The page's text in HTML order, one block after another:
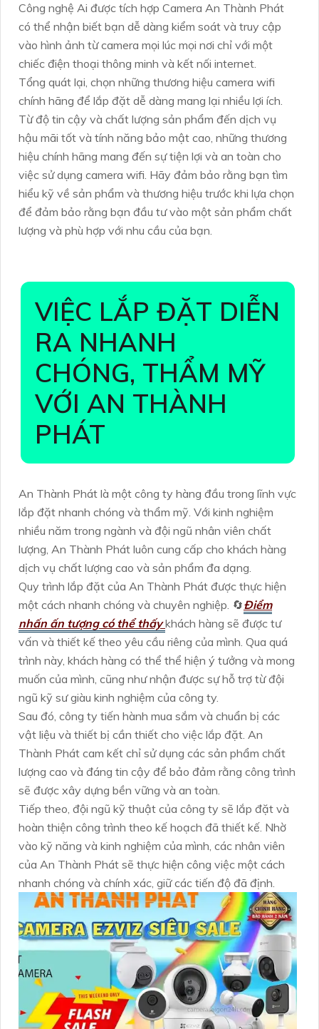
Công nghệ Ai được tích hợp Camera An Thành Phát
có thể nhận biết bạn dễ dàng kiểm soát và truy cập
vào hình ảnh từ camera mọi lúc mọi nơi chỉ với một
chiếc điện thoại thông minh và kết nối internet.
Tổng quát lại, chọn những thương hiệu camera wifi
chính hãng để lắp đặt dễ dàng mang lại nhiều lợi ích.
Từ độ tin cậy và chất lượng sản phẩm đến dịch vụ
hậu mãi tốt và tính năng bảo mật cao, những thương
hiệu chính hãng mang đến sự tiện lợi và an toàn cho
việc sử dụng camera wifi. Hãy đảm bảo rằng bạn tìm
hiểu kỹ về sản phẩm và thương hiệu trước khi lựa chọn
để đảm bảo rằng bạn đầu tư vào một sản phẩm chất
lượng và phù hợp với nhu cầu của bạn.
VIỆC LẮP ĐẶT DIỄN
RA NHANH
CHÓNG, THẨM MỸ
VỚI AN THÀNH
PHÁT
An Thành Phát là một công ty hàng đầu trong lĩnh vực
lắp đặt nhanh chóng và thẩm mỹ. Với kinh nghiệm
nhiều năm trong ngành và đội ngũ nhân viên chất
lượng, An Thành Phát luôn cung cấp cho khách hàng
dịch vụ chất lượng cao và sản phẩm đa dạng.
Quy trình lắp đặt của An Thành Phát được thực hiện
một cách nhanh chóng và chuyên nghiệp. 🔄Điểm
nhấn ấn tượng có thể thấykhách hàng sẽ được tư
vấn và thiết kế theo yêu cầu riêng của mình. Qua quá
trình này, khách hàng có thể thể hiện ý tưởng và mong
muốn của mình, cũng như nhận được sự hỗ trợ từ đội
ngũ kỹ sư giàu kinh nghiệm của công ty.
Sau đó, công ty tiến hành mua sắm và chuẩn bị các
vật liệu và thiết bị cần thiết cho việc lắp đặt. An
Thành Phát cam kết chỉ sử dụng các sản phẩm chất
lượng cao và đáng tin cậy để bảo đảm rằng công trình
sẽ được xây dựng bền vững và an toàn.
Tiếp theo, đội ngũ kỹ thuật của công ty sẽ lắp đặt và
hoàn thiện công trình theo kế hoạch đã thiết kế. Nhờ
vào kỹ năng và kinh nghiệm của mình, các nhân viên
của An Thành Phát sẽ thực hiện công việc một cách
nhanh chóng và chính xác, giữ các tiến độ đã định.